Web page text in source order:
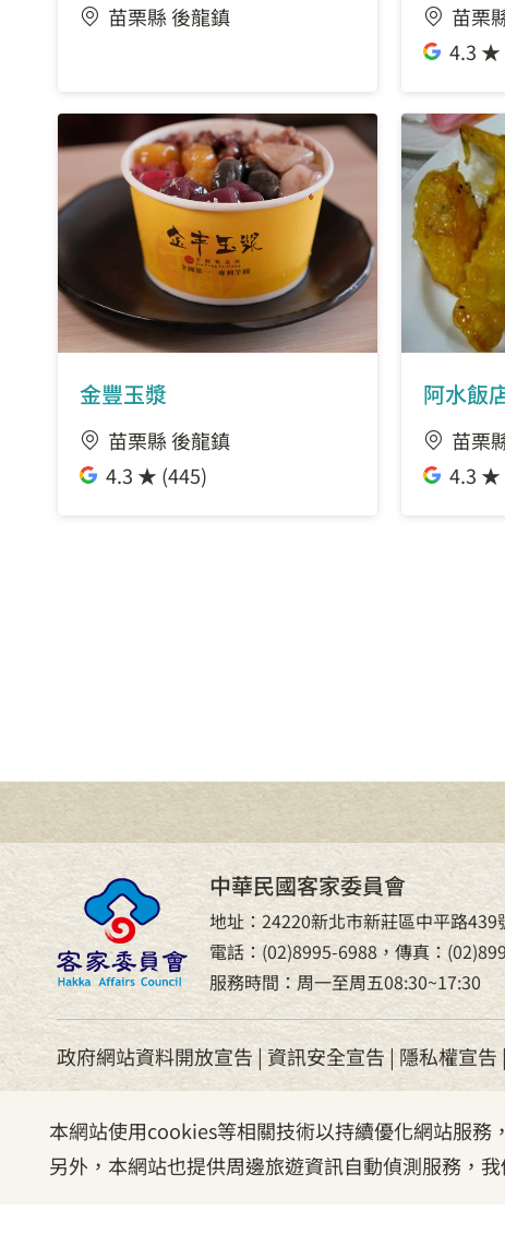
本網站使用cookies等相關技術以持續優化網站服務
另外，本網站也提供周邊旅遊資訊自動偵測服務，
苗栗縣 後龍鎮
苗栗
4.3 ★
金豐玉漿
苗栗縣 後龍鎮
4.3 ★ (445)
阿水飯
苗栗
4.3 ★
中華民國客家委員會
地址：24220新北市新莊區中平路439
電話：(02)8995-6988，傳真：
服務時間：周一至周五08:30~17:30
政府網站資料開放宣告|資訊安全宣告| 隱私權宣告 |